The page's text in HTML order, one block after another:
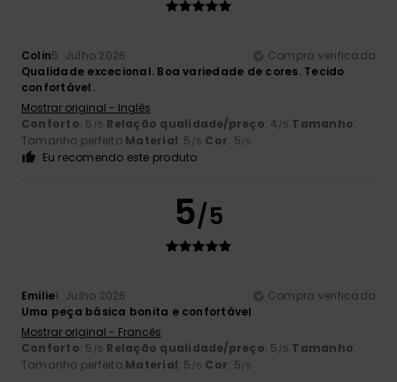
Colin5. Julho 2026
Compra verificada
Qualidade excecional. Boa variedade de cores. Tecido
confortável.
Mostrar original - Inglês
Conforto: 5 /5 Relação qualidade/preço: 4 /5 Tamanho:
Tamanho perfeito Material: 5 /5 Cor: 5/5
Eu recomendo este produto
5/5
Emilie1. Julho 2026
Compra verificada
Uma peça básica bonita e confortável
Mostrar original - Francês
Conforto: 5 /5 Relação qualidade/preço: 5 /5 Tamanho:
Tamanho perfeito Material: 5 /5 Cor: 5/5